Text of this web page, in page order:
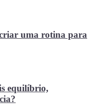
uma rotina para
equilíbrio,